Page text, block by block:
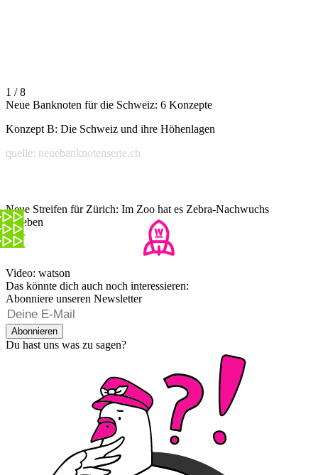
1 / 8
Neue Banknoten für die Schweiz: 6 Konzepte
Konzept B: Die Schweiz und ihre Höhenlagen
quelle: neuebanknotenserie.ch
Neue Streifen für Zürich: Im Zoo hat es Zebra-Nachwuchs
gegeben
Video: watson
Das könnte dich auch noch interessieren:
Abonniere unseren Newsletter
Abonnieren
Du hast uns was zu sagen?